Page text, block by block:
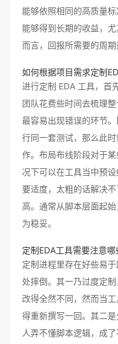
能够依照相同的高质量
能够得到长期的收益，
而言，回报所需要的周期
如何根据项目需求定制
进行定制 EDA 工具，首
团队花费些时间去梳理
最容易出现错误的环节
行同一套测试，那么此
作。布局布线阶段对于
况下可以在工具当中预
要适度，太粗的话解决
高。通常从脚本层面起
为稳妥。
定制EDA工具需要注意哪
定制进程里存在好些易
处摔倒。其一乃过度定
改得全然不同，然而当
得重新撰写一回。其二
人弄不懂脚本逻辑，成